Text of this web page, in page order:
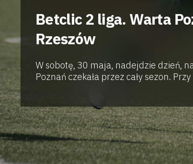
Betclic 2 liga. Warta
Rzeszów
W sobotę, 30 maja, nadejdzie dzień,
Poznań czekała przez cały sezon.